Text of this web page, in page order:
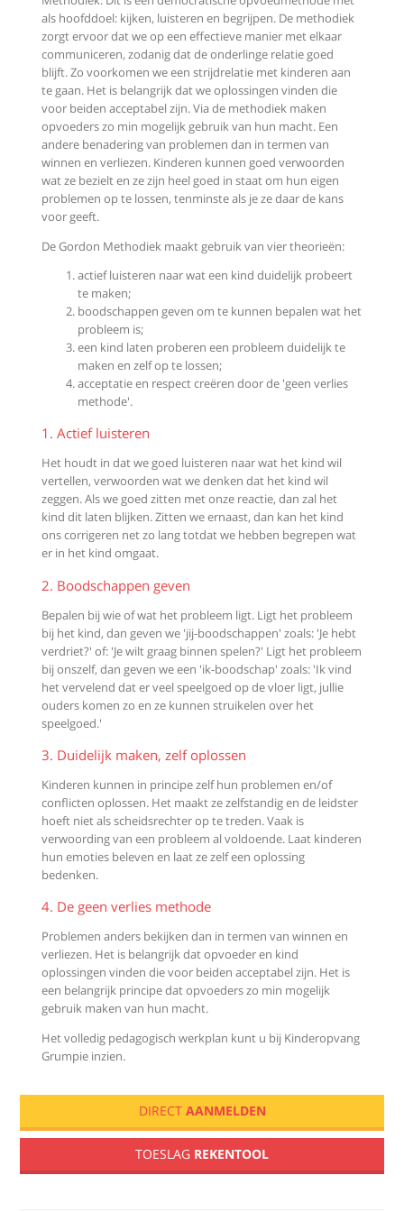
als hoofddoel: kijken, luisteren en begrijpen. De methodiek
zorgt ervoor dat we op een effectieve manier met elkaar
communiceren, zodanig dat de onderlinge relatie goed
blijft. Zo voorkomen we een strijdrelatie met kinderen aan
te gaan. Het is belangrijk dat we oplossingen vinden die
voor beiden acceptabel zijn. Via de methodiek maken
opvoeders zo min mogelijk gebruik van hun macht. Een
andere benadering van problemen dan in termen van
winnen en verliezen. Kinderen kunnen goed verwoorden
wat ze bezielt en ze zijn heel goed in staat om hun eigen
problemen op te lossen, tenminste als je ze daar de kans
voor geeft.
De Gordon Methodiek maakt gebruik van vier theorieën:
actief luisteren naar wat een kind duidelijk probeert
te maken;
boodschappen geven om te kunnen bepalen wat het
probleem is;
een kind laten proberen een probleem duidelijk te
maken en zelf op te lossen;
acceptatie en respect creëren door de 'geen verlies
methode'.
1. Actief luisteren
Het houdt in dat we goed luisteren naar wat het kind wil
vertellen, verwoorden wat we denken dat het kind wil
zeggen. Als we goed zitten met onze reactie, dan zal het
kind dit laten blijken. Zitten we ernaast, dan kan het kind
ons corrigeren net zo lang totdat we hebben begrepen wat
er in het kind omgaat.
2. Boodschappen geven
Bepalen bij wie of wat het probleem ligt. Ligt het probleem
bij het kind, dan geven we 'jij-boodschappen' zoals: 'Je hebt
verdriet?' of: 'Je wilt graag binnen spelen?' Ligt het probleem
bij onszelf, dan geven we een 'ik-boodschap' zoals: 'Ik vind
het vervelend dat er veel speelgoed op de vloer ligt, jullie
ouders komen zo en ze kunnen struikelen over het
speelgoed.'
3. Duidelijk maken, zelf oplossen
Kinderen kunnen in principe zelf hun problemen en/of
conflicten oplossen. Het maakt ze zelfstandig en de leidster
hoeft niet als scheidsrechter op te treden. Vaak is
verwoording van een probleem al voldoende. Laat kinderen
hun emoties beleven en laat ze zelf een oplossing
bedenken.
4. De geen verlies methode
Problemen anders bekijken dan in termen van winnen en
verliezen. Het is belangrijk dat opvoeder en kind
oplossingen vinden die voor beiden acceptabel zijn. Het is
een belangrijk principe dat opvoeders zo min mogelijk
gebruik maken van hun macht.
Het volledig pedagogisch werkplan kunt u bij Kinderopvang
Grumpie inzien.
DIRECT AANMELDEN
TOESLAG REKENTOOL